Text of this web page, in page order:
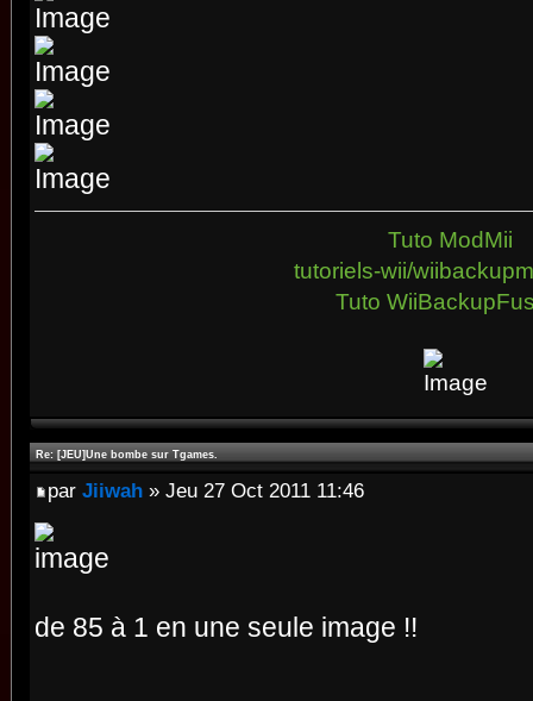
Tuto ModMii
tutoriels-wii/
Tuto
Re: [JEU]Une bombe sur Tgames.
par Jiiwah » Jeu 27 Oct 2011 11:46
de 85 à 1 en une seule image !!